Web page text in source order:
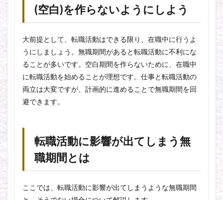
(空白)を作らないようにしよう
大前提として、転職活動はできる限り、在職中に行うよ
うにしましょう。無職期間があると転職活動に不利にな
ることが多いです。空白期間を作らないために、在職中
に転職活動を始めることが理想です。仕事と転職活動の
両立は大変ですが、計画的に進めることで無職期間を回
避できます。
転職活動に影響が出てしまう無
職期間とは
ここでは、転職活動に影響が出てしまうような無職期間